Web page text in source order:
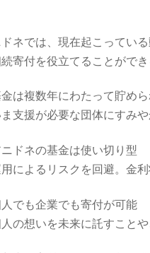
ネでは、現在起こってい
寄付を役立てることができ
は複数年にわたって貯め
支援が必要な団体にすみ
ドネの基金は使い切り型
によるリスクを回避。金
でも企業でも寄付が可能
の想いを未来に託すこと